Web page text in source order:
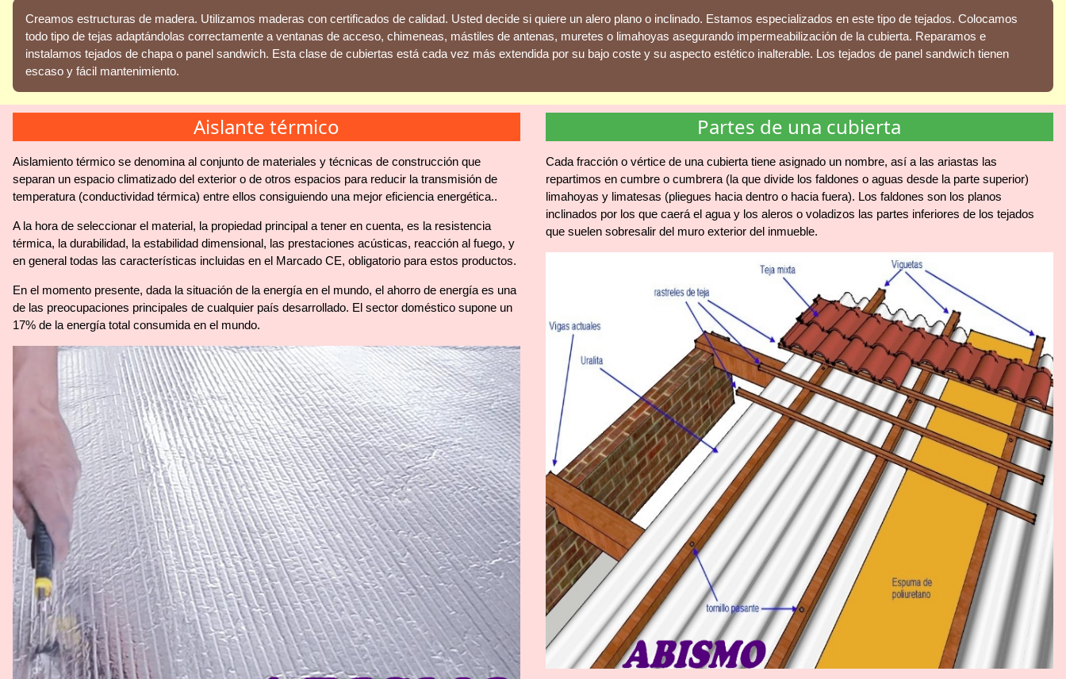
Creamos estructuras de madera. Utilizamos maderas con certificados de calidad. Usted decide si quiere un alero plano o inclinado. Estamos especializados en este tipo de tejados. Colocamos
todo tipo de tejas adaptándolas correctamente a ventanas de acceso, chimeneas, mástiles de antenas, muretes o limahoyas asegurando impermeabilización de la cubierta. Reparamos e
instalamos tejados de chapa o panel sandwich. Esta clase de cubiertas está cada vez más extendida por su bajo coste y su aspecto estético inalterable. Los tejados de panel sandwich tienen
escaso y fácil mantenimiento.
Aislante térmico
Aislamiento térmico se denomina al conjunto de materiales y técnicas de construcción que
separan un espacio climatizado del exterior o de otros espacios para reducir la transmisión de
temperatura (conductividad térmica) entre ellos consiguiendo una mejor eficiencia energética..
A la hora de seleccionar el material, la propiedad principal a tener en cuenta, es la resistencia
térmica, la durabilidad, la estabilidad dimensional, las prestaciones acústicas, reacción al fuego, y
en general todas las características incluidas en el Marcado CE, obligatorio para estos productos.
En el momento presente, dada la situación de la energía en el mundo, el ahorro de energía es una
de las preocupaciones principales de cualquier país desarrollado. El sector doméstico supone un
17% de la energía total consumida en el mundo.
Partes de una cubierta
Cada fracción o vértice de una cubierta tiene asignado un nombre, así a las ariastas las
repartimos en cumbre o cumbrera (la que divide los faldones o aguas desde la parte superior)
limahoyas y limatesas (pliegues hacia dentro o hacia fuera). Los faldones son los planos
inclinados por los que caerá el agua y los aleros o voladizos las partes inferiores de los tejados
que suelen sobresalir del muro exterior del inmueble.